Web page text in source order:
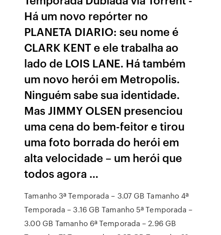
Há um novo repórter no
PLANETA DIARIO: seu nome é
CLARK KENT e ele trabalha ao
lado de LOIS LANE. Há também
um novo herói em Metropolis.
Ninguém sabe sua identidade.
Mas JIMMY OLSEN presenciou
uma cena do bem-feitor e tirou
uma foto borrada do herói em
alta velocidade – um herói que
todos agora …
Tamanho 3ª Temporada – 3.07 GB Tamanho 4ª
Temporada – 3.16 GB Tamanho 5ª Temporada –
3.00 GB Tamanho 6ª Temporada – 2.96 GB